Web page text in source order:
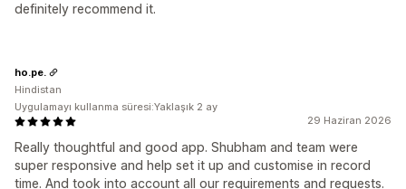
definitely recommend it.
29 Haziran 2026
Really thoughtful and good app. Shubham and team were
super responsive and help set it up and customise in record
time. And took into account all our requirements and requests.
ho.pe.
Hindistan
Uygulamayı kullanma süresi:Yaklaşık 2 ay